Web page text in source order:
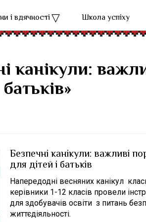
і вдячності
Школа успіху
канікули:
Безпечні канікули: важливі
для дітей і батьків
Напередодні весняних канікул
керівники 1-12 класів провели
для здобувачів освіти з питань
життєдіяльності.